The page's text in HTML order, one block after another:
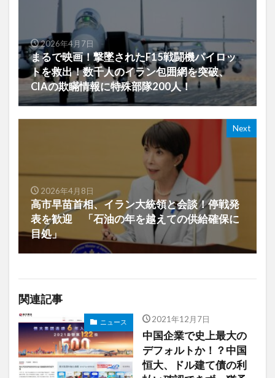
2026年4月7日
まるで映画！撃墜されたF15戦闘機パイロッ
トを救出！数千人のイラン包囲網を突破、
CIAの欺瞞情報に特殊部隊200人！
Next
2026年4月8日
高市早苗首相、イラン大統領と会談！停戦発
表を歓迎 「石油の年を越えての供給確保に
目処」
関連記事
ニュース 2021年12月7日
中国企業で史上最大の
デフォルトか！？中国
恒大、ドル建て債の利